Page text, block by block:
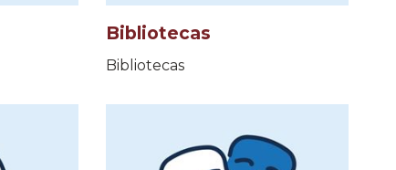
Bibliotecas
Bibliotecas